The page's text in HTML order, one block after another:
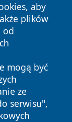
aby
plików
od
mogą być
ze
serwisu",
prawa
Polityka
Cookies